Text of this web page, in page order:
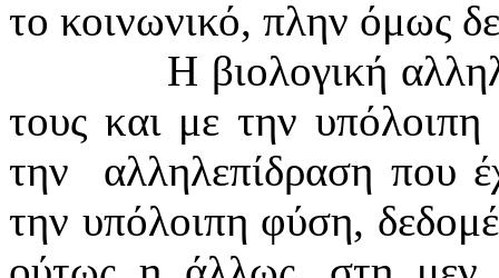
το κοινωνικό, πλην όμως
Η βιολογική
τους και με την
την
αλληλεπίδραση που
την υπόλοιπη φύση,